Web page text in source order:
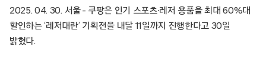
2025. 04. 30. 서울 – 쿠팡은 인기 스포츠∙레저 용품을 최대 60%대
할인하는 ‘레저대란’ 기획전을 내달 11일까지 진행한다고 30일
밝혔다.